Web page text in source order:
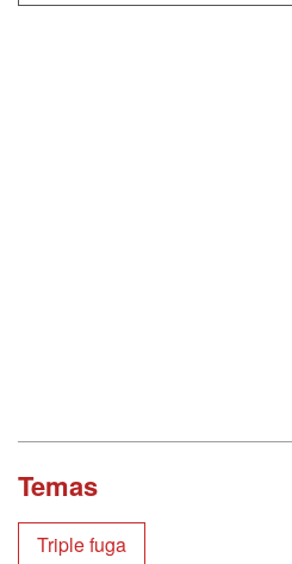
Temas
Triple fuga